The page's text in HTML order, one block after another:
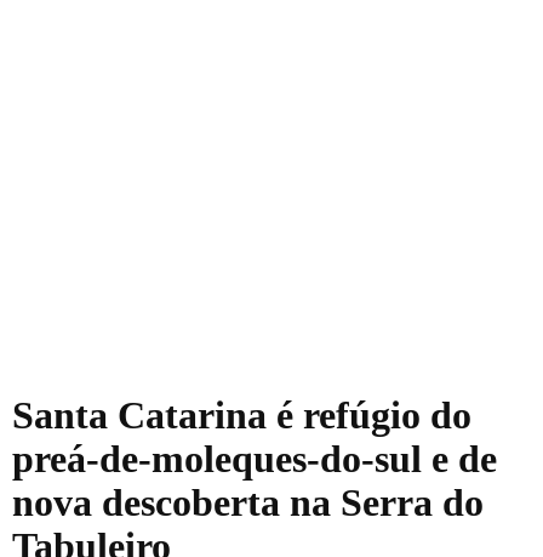
Santa Catarina é refúgio do
preá-de-moleques-do-sul e de
nova descoberta na Serra do
Tabuleiro